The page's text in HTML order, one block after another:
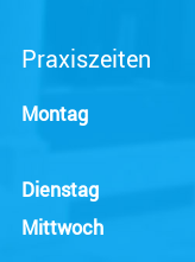
Praxiszeiten
Montag
Dienstag
Mittwoch